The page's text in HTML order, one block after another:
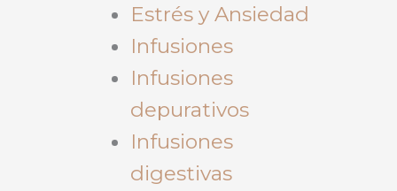
Estrés y Ansiedad
Infusiones
Infusiones
depurativos
Infusiones
digestivas